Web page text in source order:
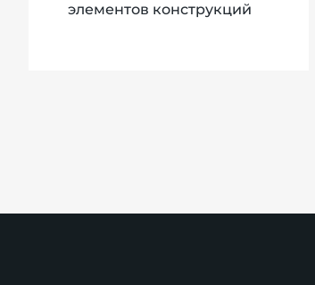
элементов конструкций